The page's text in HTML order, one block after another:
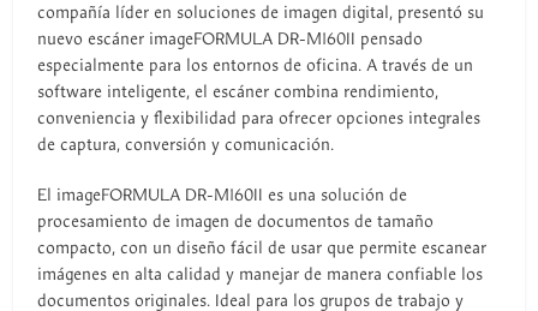
compañía líder en soluciones de imagen digital, presentó su
nuevo escáner imageFORMULA DR-M160II pensado
especialmente para los entornos de oficina. A través de un
software inteligente, el escáner combina rendimiento,
conveniencia y flexibilidad para ofrecer opciones integrales
de captura, conversión y comunicación.
El imageFORMULA DR-M160II es una solución de
procesamiento de imagen de documentos de tamaño
compacto, con un diseño fácil de usar que permite escanear
imágenes en alta calidad y manejar de manera confiable los
documentos originales. Ideal para los grupos de trabajo y